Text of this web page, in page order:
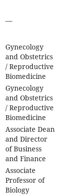
—
Gynecology
and Obstetrics
/ Reproductive
Biomedicine
Gynecology
and Obstetrics
/ Reproductive
Biomedicine
Associate Dean
and Director
of Business
and Finance
Associate
Professor of
Biology